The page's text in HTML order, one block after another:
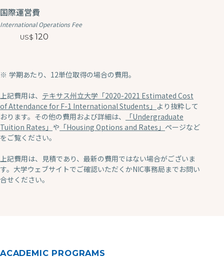
国際運営費
International Operations Fee
120
学期あたり、12単位取得の場合の費用。
上記費用は、 テキサス州立大学「2020-2021 Estimated Cost
of Attendance for F-1 International Students」 より抜粋して
おります。その他の費用および詳細は、
「Undergraduate
Tuition Rates」 や 「Housing Options and Rates」 ページなど
をご覧ください。
上記費用は、見積であり、最新の費用ではない場合がございま
す。大学ウェブサイトでご確認いただくかNIC事務局までお問い
合せください。
ACADEMIC PROGRAMS